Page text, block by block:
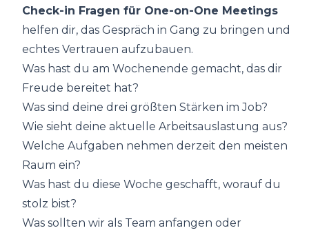
Check-in Fragen für One-on-One Meetings
helfen dir, das Gespräch in Gang zu bringen und
echtes Vertrauen aufzubauen.
Was hast du am Wochenende gemacht, das dir
Freude bereitet hat?
Was sind deine drei größten Stärken im Job?
Wie sieht deine aktuelle Arbeitsauslastung aus?
Welche Aufgaben nehmen derzeit den meisten
Raum ein?
Was hast du diese Woche geschafft, worauf du
stolz bist?
Was sollten wir als Team anfangen oder